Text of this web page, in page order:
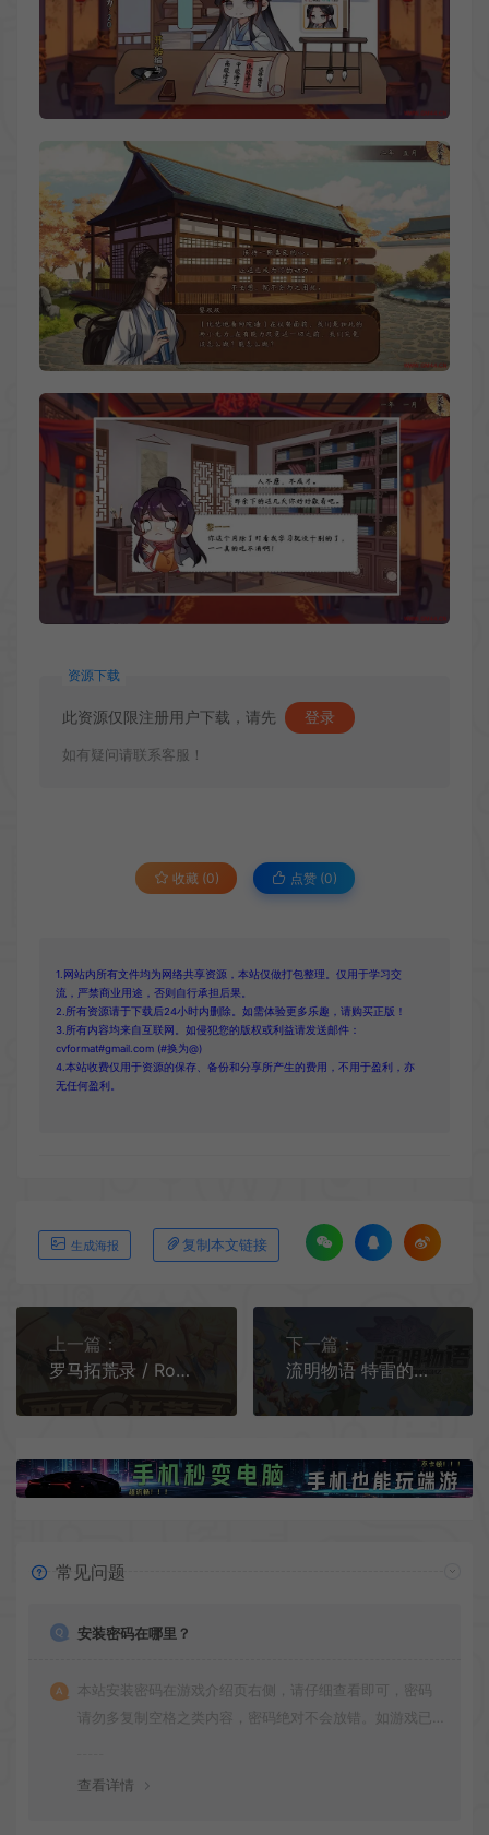
资源下载
此资源仅限注册用户下载，请先 登录
如有疑问请联系客服！
收藏 (0) 点赞 (0)
1.网站内所有文件均为网络共享资源，本站仅做打包整理。仅用于学习交
流，严禁商业用途，否则自行承担后果。
2.所有资源请于下载后24小时内删除。如需体验更多乐趣，请购买正版！
3.所有内容均来自互联网。如侵犯您的版权或利益请发送邮件：
cvformat#gmail.com (#换为@)
4.本站收费仅用于资源的保存、备份和分享所产生的费用，不用于盈利，亦
无任何盈利。
生成海报 复制本文链接
上一篇：
罗马拓荒录 / Romestead 沙盒生存建造游戏
下一篇：
流明物语 特雷的回忆 / LumenTale Memories of Trey 怪物收集RPG游戏
常见问题
安装密码在哪里？
本站安装密码在游戏介绍页右侧，请仔细查看即可，密码
请勿多复制空格之类内容，密码绝对不会放错。如游戏已
查看详情